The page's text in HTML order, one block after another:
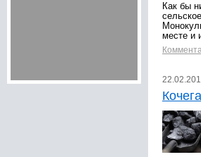
Как бы
месте и